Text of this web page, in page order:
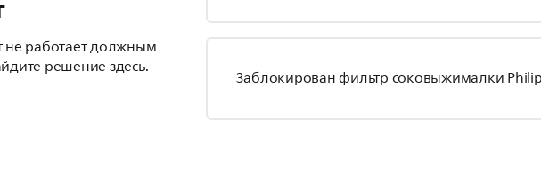
не работает должным
решение здесь.
Заблокирован фильтр соковыжималки